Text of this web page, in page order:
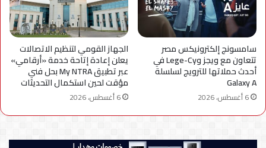
سامسونج إلكترونيكس مصر
تتعاون مع ويجز وLege-Cy في
أحدث حملاتها للترويج لسلسلة
Galaxy A
6 أغسطس، 2026
الجهاز القومي لتنظيم الاتصالات
يعلن إعادة إتاحة خدمة «أرقامي»
عبر تطبيق My NTRA بحل فني
مؤقت لحين استكمال التحديثات
6 أغسطس، 2026